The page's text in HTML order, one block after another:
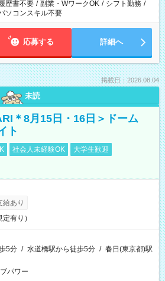
歴書不要 / 副業・WワークOK / シフト勤務 /
ソコンスキル不要
応募する 詳細へ
掲載日：2026.08.04
未読
＊8月15日・16日＞ドーム
ト
社会人未経験OK
大学生歓迎
給あり
有り）
5分 / 水道橋駅から徒歩5分 / 春日(東京都)駅
パワー